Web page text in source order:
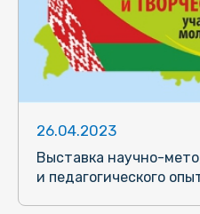
26.04.2023
Выставка научно-
и педагогического